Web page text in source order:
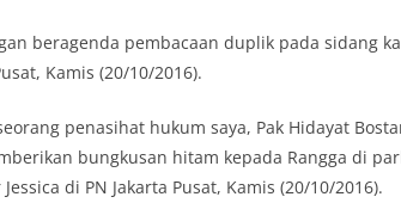
beragenda pembacaan duplik pada sidang
Kamis (20/10/2016).
penasihat hukum saya, Pak Hidayat
bungkusan hitam kepada Rangga di
di PN Jakarta Pusat, Kamis (20/10/2016).